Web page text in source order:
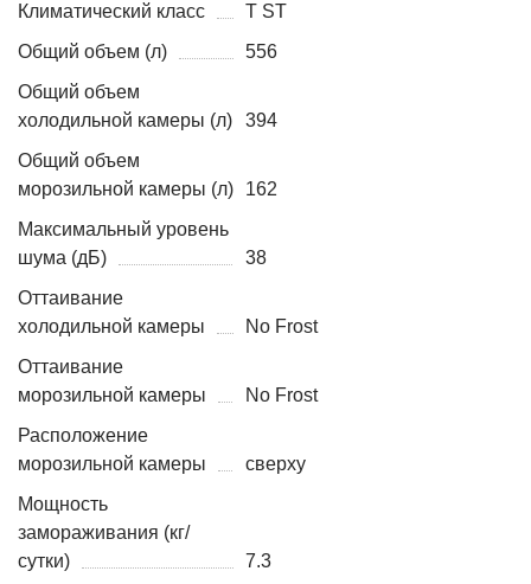
Климатический класс
T ST
Общий объем (л)
556
Общий объем
холодильной камеры (л)
394
Общий объем
морозильной камеры (л)
162
Максимальный уровень
шума (дБ)
38
Оттаивание
холодильной камеры
No Frost
Оттаивание
морозильной камеры
No Frost
Расположение
морозильной камеры
сверху
Мощность
замораживания (кг/
сутки)
7.3